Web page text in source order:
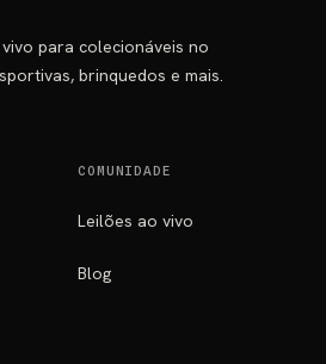
para colecionáveis no
brinquedos e mais.
COMUNIDADE
Leilões ao vivo
Blog